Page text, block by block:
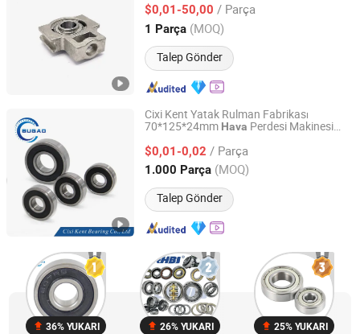
$0,01-50,00 / Parça
1 Parça (MOQ)
Talep Gönder
Liaoning, China Fiyat 2025
Cixi Kent Yatak Rulman Fabrikası
70*125*24mm Hava Perdesi Makinesi
Elektrodiyaliz Ekipmanı Derin Yivli Yatak
Rulmanı 6214zz
$0,01-0,02 / Parça
1.000 Parça (MOQ)
Talep Gönder
Ningbo Kent Bearing Co., Ltd.
Zhejiang, China Fiyat 2019
36% YUKARI 26% YUKARI 25% YUKARI